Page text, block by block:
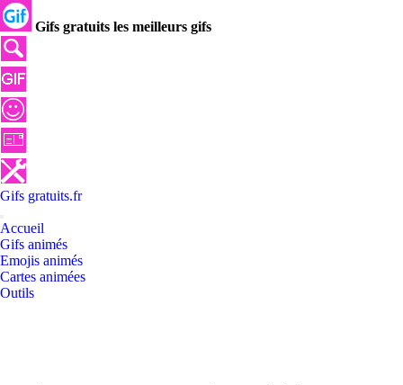
Gifs gratuits les meilleurs gifs
Gifs gratuits.fr
Accueil
Gifs animés
Emojis animés
Cartes animées
Outils